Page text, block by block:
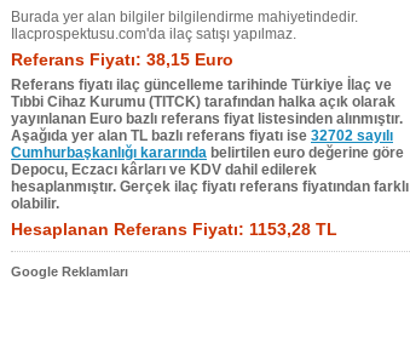
Burada yer alan bilgiler bilgilendirme mahiyetindedir.
Ilacprospektusu.com'da ilaç satışı yapılmaz.
Referans Fiyatı: 38,15 Euro
Referans fiyatı ilaç güncelleme tarihinde Türkiye İlaç ve
Tıbbi Cihaz Kurumu (TITCK) tarafından halka açık olarak
yayınlanan Euro bazlı referans fiyat listesinden alınmıştır.
Aşağıda yer alan TL bazlı referans fiyatı ise 32702 sayılı
Cumhurbaşkanlığı kararında belirtilen euro değerine göre
Depocu, Eczacı kârları ve KDV dahil edilerek
hesaplanmıştır. Gerçek ilaç fiyatı referans fiyatından farklı
olabilir.
Hesaplanan Referans Fiyatı: 1153,28 TL
Google Reklamları